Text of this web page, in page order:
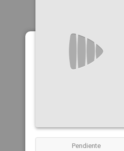
Pendiente